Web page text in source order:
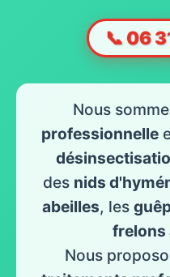
📞 06
Nous
professionnelle
des nids
abeilles, les
frelons
Nous